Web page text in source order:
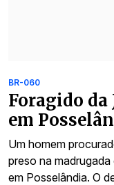
BR-060
Foragido da
em
Um homem
preso na
em Posselândia. O